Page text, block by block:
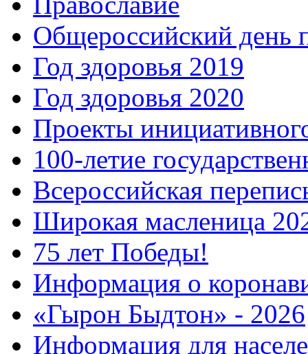
Общероссийский день
Год здоровья 2019
Год здоровья 2020
Проекты
100-летие
Всероссийская
Широкая масленица
75 лет Победы!
Информация о
«Гырон Быдтон» - 2026
Информация для